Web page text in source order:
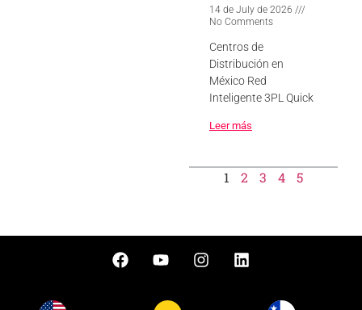
14 de July de 2026
No Comments
Centros de
Distribución en
México Red
Inteligente 3PL Quick
Leer más
1 2 3 4 5